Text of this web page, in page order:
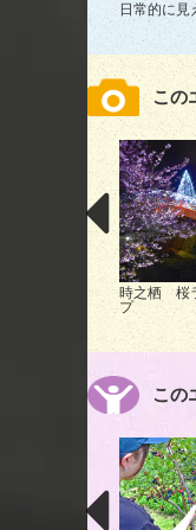
日常的に見
この
時之栖 桜
プ
この